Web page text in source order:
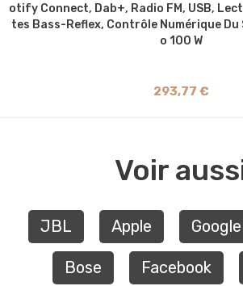
Otify Connect, Dab+, Radio FM, USB,
Tes Bass-Reflex, Contrôle Numérique Du
O 100 W
293,77 €
Voir
JBL Apple Google
Bose Facebook